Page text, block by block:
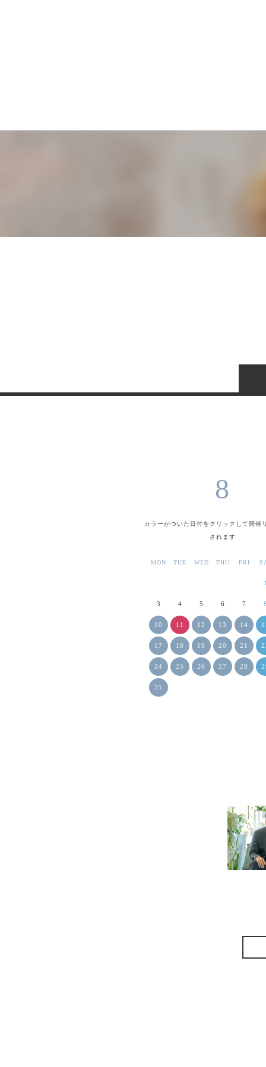
8
カラーがついた日付をクリックして 開催
されます
MON TUE WED THU FRI
3 4 5 6 7
10 11 12 13 14
17 18 19 20 21
24 25 26 27 28
31